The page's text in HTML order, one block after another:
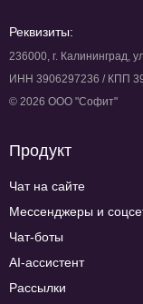
Реквизиты:
236000, г. Калининград,
ИНН 3906297236 / КПП
© 2026 ООО "Софит"
Продукт
Чат на сайте
Мессенджеры и
Чат-боты
AI-ассистент
Рассылки